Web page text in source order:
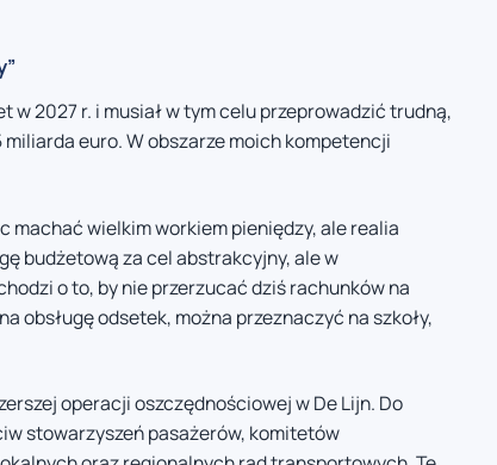
w 2027 r. i musiał w tym celu przeprowadzić trudną,
euro. W obszarze moich kompetencji
machać wielkim workiem pieniędzy, ale realia
budżetową za cel abstrakcyjny, ale w
o to, by nie przerzucać dziś rachunków na
obsługę odsetek, można przeznaczyć na szkoły,
operacji oszczędnościowej w De Lijn. Do
stowarzyszeń pasażerów, komitetów